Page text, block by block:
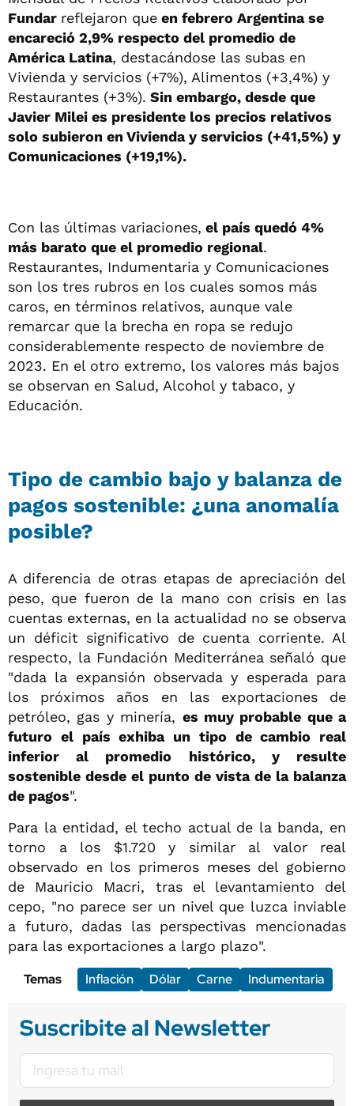
Fundar reflejaron que en febrero Argentina se
encareció 2,9% respecto del promedio de
América Latina, destacándose las subas en
Vivienda y servicios (+7%), Alimentos (+3,4%) y
Restaurantes (+3%). Sin embargo, desde que
Javier Milei es presidente los precios relativos
solo subieron en Vivienda y servicios (+41,5%) y
Comunicaciones (+19,1%).
Con las últimas variaciones, el país quedó 4%
más barato que el promedio regional.
Restaurantes, Indumentaria y Comunicaciones
son los tres rubros en los cuales somos más
caros, en términos relativos, aunque vale
remarcar que la brecha en ropa se redujo
considerablemente respecto de noviembre de
2023. En el otro extremo, los valores más bajos
se observan en Salud, Alcohol y tabaco, y
Educación.
Tipo de cambio bajo y balanza de
pagos sostenible: ¿una anomalía
posible?
A diferencia de otras etapas de apreciación del
peso, que fueron de la mano con crisis en las
cuentas externas, en la actualidad no se observa
un déficit significativo de cuenta corriente. Al
respecto, la Fundación Mediterránea señaló que
"dada la expansión observada y esperada para
los próximos años en las exportaciones de
petróleo, gas y minería, es muy probable que a
futuro el país exhiba un tipo de cambio real
inferior al promedio histórico, y resulte
sostenible desde el punto de vista de la balanza
de pagos".
Para la entidad, el techo actual de la banda, en
torno a los $1.720 y similar al valor real
observado en los primeros meses del gobierno
de Mauricio Macri, tras el levantamiento del
cepo, "no parece ser un nivel que luzca inviable
a futuro, dadas las perspectivas mencionadas
para las exportaciones a largo plazo".
Temas
Inflación Dólar Carne Indumentaria
Suscribite al Newsletter